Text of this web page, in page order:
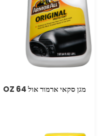
מגן סקאי ארמור אול OZ 64